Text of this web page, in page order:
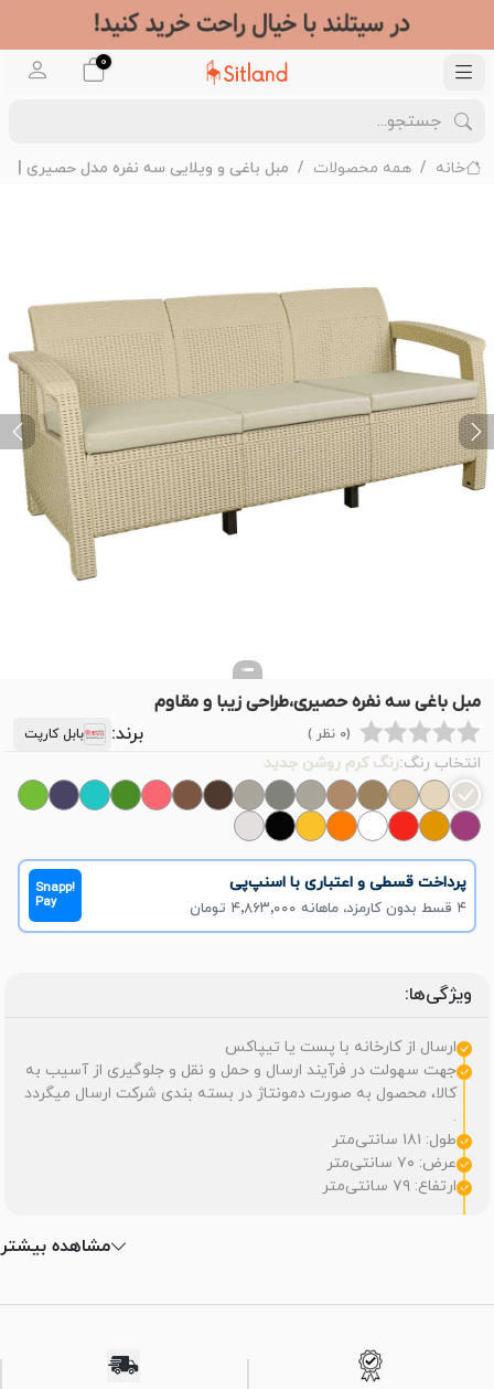
0
خانه همه محصولات مبل باغی و ویلایی سه نفره مدل حصیری |
Previous
مبل باغی سه نفره حصیری،طراحی زیبا و مقاوم
(0 نظر ) برند: بابل کارپت
انتخاب رنگ:رنگ کرم روشن جدید
پرداخت قسطی و اعتباری با اسنپ‌پی
۴ قسط بدون کارمزد، ماهانه ۴٬۸۶۳٬۰۰۰ تومان
Snapp!
Pay
ویژگی‌ها:
ارسال از کارخانه با پست یا تیپاکس
جهت سهولت در فرآیند ارسال و حمل و نقل و جلوگیری از آسیب به
کالا، محصول به صورت دمونتاژ در بسته بندی شرکت ارسال میگردد
.
طول: ۱۸۱ سانتی‌متر
عرض: ۷۰ سانتی‌متر
ارتفاع: ۷۹ سانتی‌متر
مشاهده بیشتر